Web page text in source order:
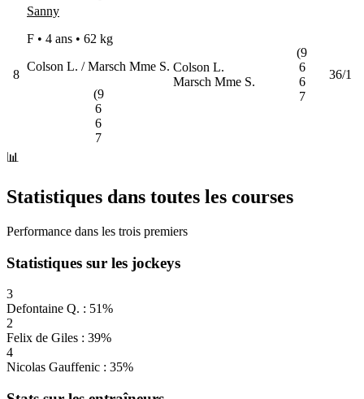
8
Sanny
F • 4 ans • 62 kg
Colson L. / Marsch Mme S.
(9
6
6
7
Colson L.
Marsch Mme S.
(9
6
6
7
36/1
📊
Statistiques dans toutes les courses
Performance dans les trois premiers
Statistiques sur les jockeys
3
Defontaine Q. : 51%
2
Felix de Giles : 39%
4
Nicolas Gauffenic : 35%